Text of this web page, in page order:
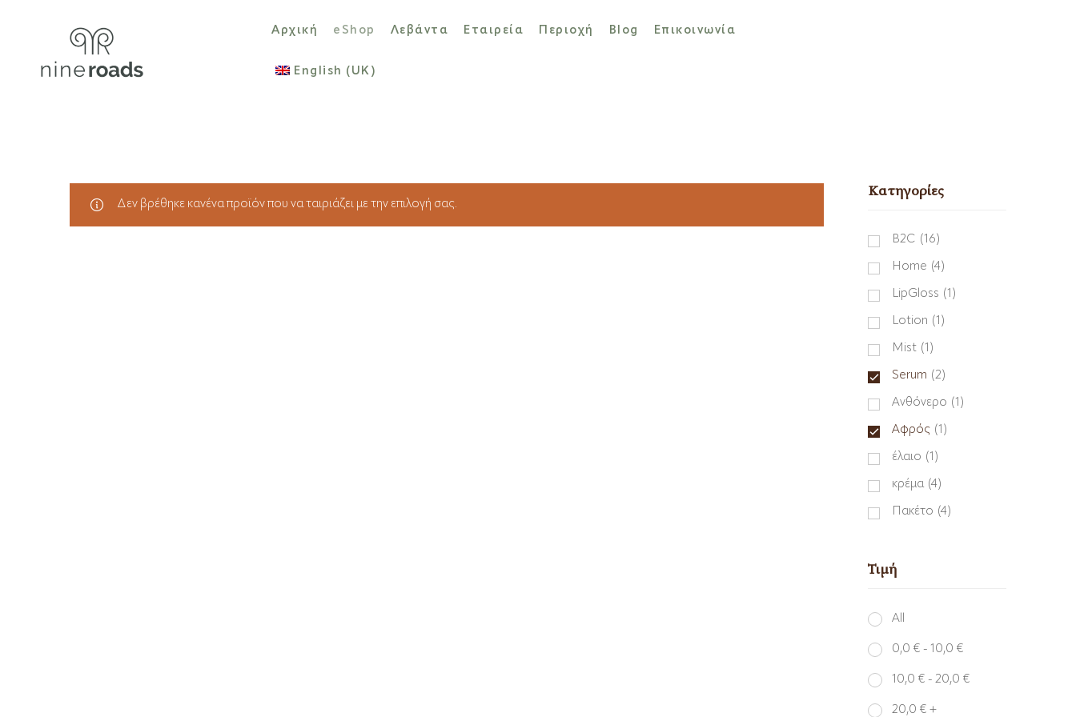
Αρχική eShop Λεβάντα Εταιρεία Περιοχή Blog Επικοινωνία
English (UK)
Δεν βρέθηκε κανένα προϊόν που να ταιριάζει με την επιλογή σας.
Κατηγορίες
B2C (16)
Home (4)
LipGloss (1)
Lotion (1)
Mist (1)
Serum (2)
Ανθόνερο (1)
Αφρός (1)
έλαιο (1)
κρέμα (4)
Πακέτο (4)
Τιμή
All
0,0 € - 10,0 €
10,0 € - 20,0 €
20,0 € +